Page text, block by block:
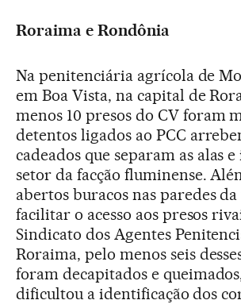
Roraima e Rondônia
Na penitenciária agrícola de
em Boa Vista, na capital de
menos 10 presos do CV foram
detentos ligados ao PCC
cadeados que separam as alas
setor da facção fluminense.
abertos buracos nas paredes
facilitar o acesso aos presos
Sindicato dos Agentes
Roraima, pelo menos seis
foram decapitados e
dificultou a identificação dos